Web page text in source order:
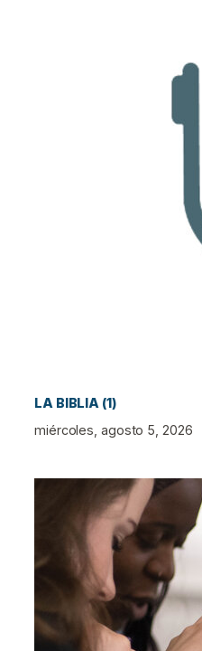
LA BIBLIA (1)
miércoles, agosto 5, 2026